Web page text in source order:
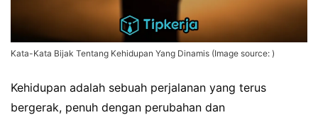
Kata-Kata Bijak Tentang Kehidupan Yang Dinamis (Image source: )
Kehidupan adalah sebuah perjalanan yang terus
bergerak, penuh dengan perubahan dan